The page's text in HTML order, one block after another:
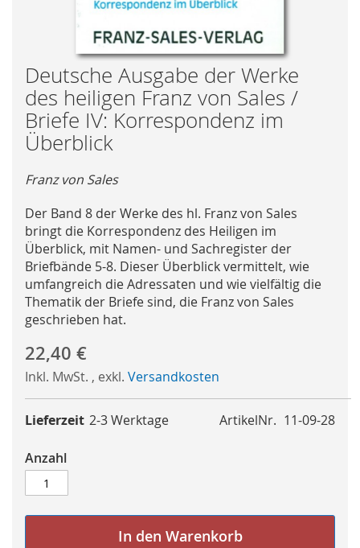
Skip
to
the
beginning
of
images
Deutsche Ausgabe der Werke
des heiligen Franz von Sales /
Briefe IV: Korrespondenz im
Überblick
Franz von Sales
Der Band 8 der Werke des hl. Franz von Sales
bringt die Korrespondenz des Heiligen im
Überblick, mit Namen- und Sachregister der
Briefbände 5-8. Dieser Überblick vermittelt, wie
umfangreich die Adressaten und wie vielfältig die
Thematik der Briefe sind, die Franz von Sales
geschrieben hat.
22,40 €
Inkl. MwSt. , exkl. Versandkosten
ArtikelNr. 11-09-28
Lieferzeit 2-3 Werktage
Anzahl
In den Warenkorb